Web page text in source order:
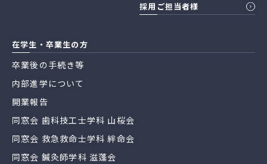
採用ご担当者様
在学生・卒業生の方
卒業後の手続き等
内部進学について
開業報告
同窓会 歯科技工士学科 山桜会
同窓会 救急救命士学科 絆命会
同窓会 鍼灸師学科 滋蓬会